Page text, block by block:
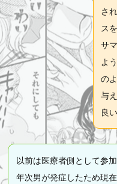
さ
ス
サ
よ
の
与
良
以前は医療者側として参
年次男が発症したため現